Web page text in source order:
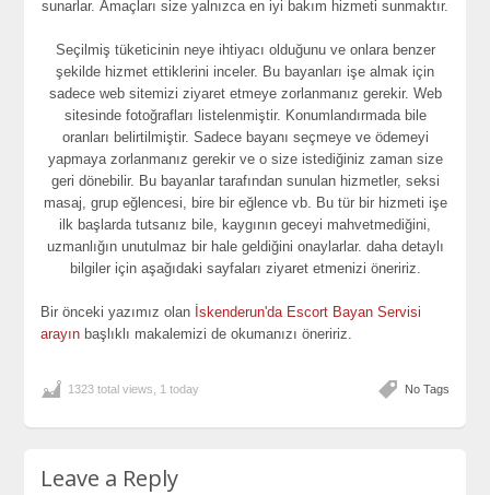
sunarlar. Amaçları size yalnızca en iyi bakım hizmeti sunmaktır.
Seçilmiş tüketicinin neye ihtiyacı olduğunu ve onlara benzer
şekilde hizmet ettiklerini inceler. Bu bayanları işe almak için
sadece web sitemizi ziyaret etmeye zorlanmanız gerekir. Web
sitesinde fotoğrafları listelenmiştir. Konumlandırmada bile
oranları belirtilmiştir. Sadece bayanı seçmeye ve ödemeyi
yapmaya zorlanmanız gerekir ve o size istediğiniz zaman size
geri dönebilir. Bu bayanlar tarafından sunulan hizmetler, seksi
masaj, grup eğlencesi, bire bir eğlence vb. Bu tür bir hizmeti işe
ilk başlarda tutsanız bile, kaygının geceyi mahvetmediğini,
uzmanlığın unutulmaz bir hale geldiğini onaylarlar. daha detaylı
bilgiler için aşağıdaki sayfaları ziyaret etmenizi öneririz.
Bir önceki yazımız olan İskenderun'da Escort Bayan Servisi
arayın başlıklı makalemizi de okumanızı öneririz.
No Tags
1323 total views, 1 today
Leave a Reply